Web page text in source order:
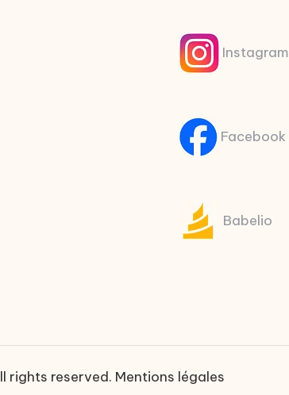
Instagram
Facebook
Babelio
rights reserved. Mentions légales